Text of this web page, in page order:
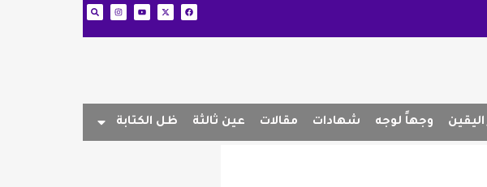
اليقين وجهاً لوجه شهادات مقالات عين ثالثة ظل الكتابة